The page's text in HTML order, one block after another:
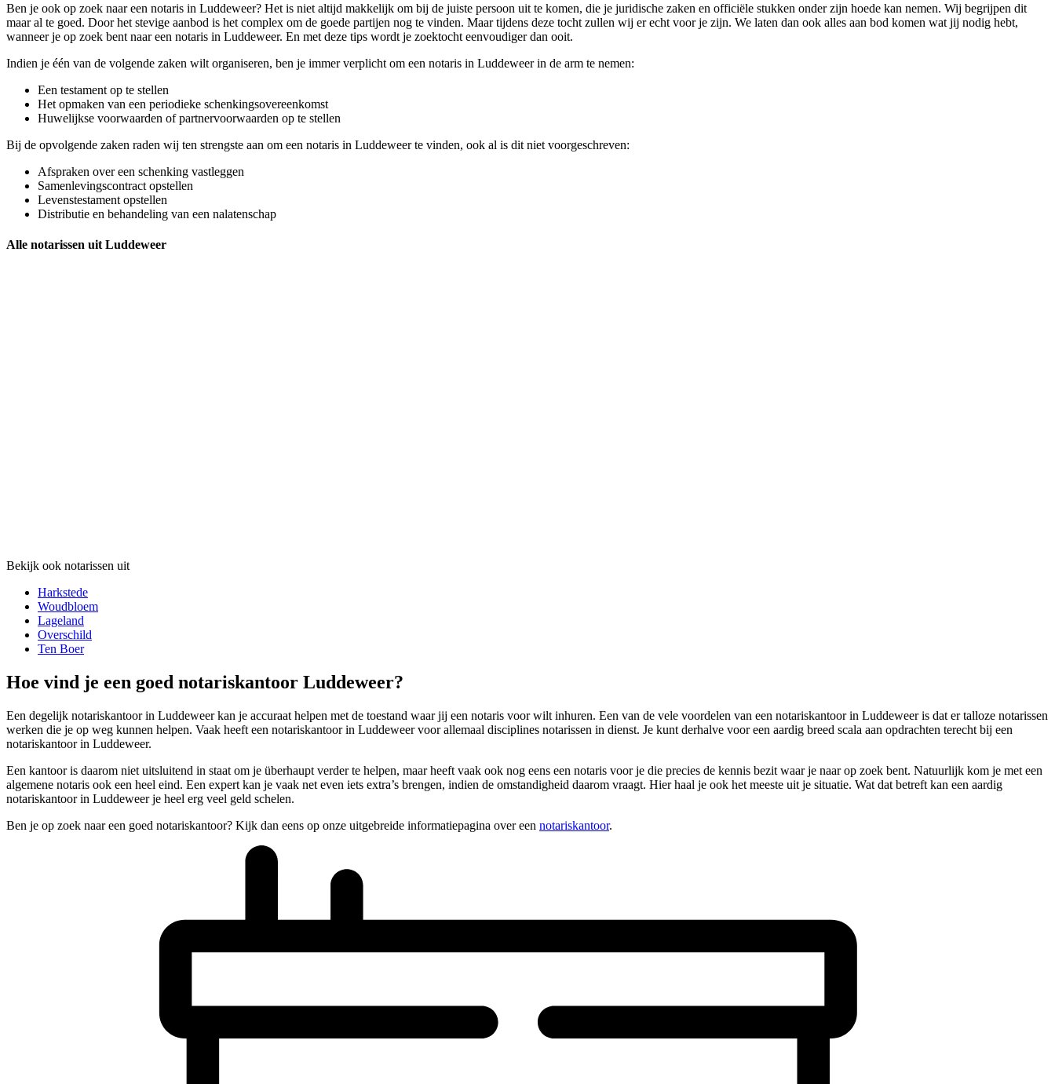
Ben je ook op zoek naar een notaris in Luddeweer? Het is niet altijd makkelijk om bij de juiste persoon uit te komen, die je juridische zaken en officiële stukken onder zijn hoede kan nemen. Wij begrijpen dit
maar al te goed. Door het stevige aanbod is het complex om de goede partijen nog te vinden. Maar tijdens deze tocht zullen wij er echt voor je zijn. We laten dan ook alles aan bod komen wat jij nodig hebt,
wanneer je op zoek bent naar een notaris in Luddeweer. En met deze tips wordt je zoektocht eenvoudiger dan ooit.
Indien je één van de volgende zaken wilt organiseren, ben je immer verplicht om een notaris in Luddeweer in de arm te nemen:
Een testament op te stellen
Het opmaken van een periodieke schenkingsovereenkomst
Huwelijkse voorwaarden of partnervoorwaarden op te stellen
Bij de opvolgende zaken raden wij ten strengste aan om een notaris in Luddeweer te vinden, ook al is dit niet voorgeschreven:
Afspraken over een schenking vastleggen
Samenlevingscontract opstellen
Levenstestament opstellen
Distributie en behandeling van een nalatenschap
Alle notarissen uit Luddeweer
Bekijk ook notarissen uit
Harkstede
Woudbloem
Lageland
Overschild
Ten Boer
Hoe vind je een goed notariskantoor Luddeweer?
Een degelijk notariskantoor in Luddeweer kan je accuraat helpen met de toestand waar jij een notaris voor wilt inhuren. Een van de vele voordelen van een notariskantoor in Luddeweer is dat er talloze notarissen
werken die je op weg kunnen helpen. Vaak heeft een notariskantoor in Luddeweer voor allemaal disciplines notarissen in dienst. Je kunt derhalve voor een aardig breed scala aan opdrachten terecht bij een
notariskantoor in Luddeweer.
Een kantoor is daarom niet uitsluitend in staat om je überhaupt verder te helpen, maar heeft vaak ook nog eens een notaris voor je die precies de kennis bezit waar je naar op zoek bent. Natuurlijk kom je met een
algemene notaris ook een heel eind. Een expert kan je vaak net even iets extra’s brengen, indien de omstandigheid daarom vraagt. Hier haal je ook het meeste uit je situatie. Wat dat betreft kan een aardig
notariskantoor in Luddeweer je heel erg veel geld schelen.
Ben je op zoek naar een goed notariskantoor? Kijk dan eens op onze uitgebreide informatiepagina over een notariskantoor.